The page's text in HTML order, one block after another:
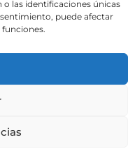
las identificaciones únicas
puede afectar
con nosotros
de
de nuestras